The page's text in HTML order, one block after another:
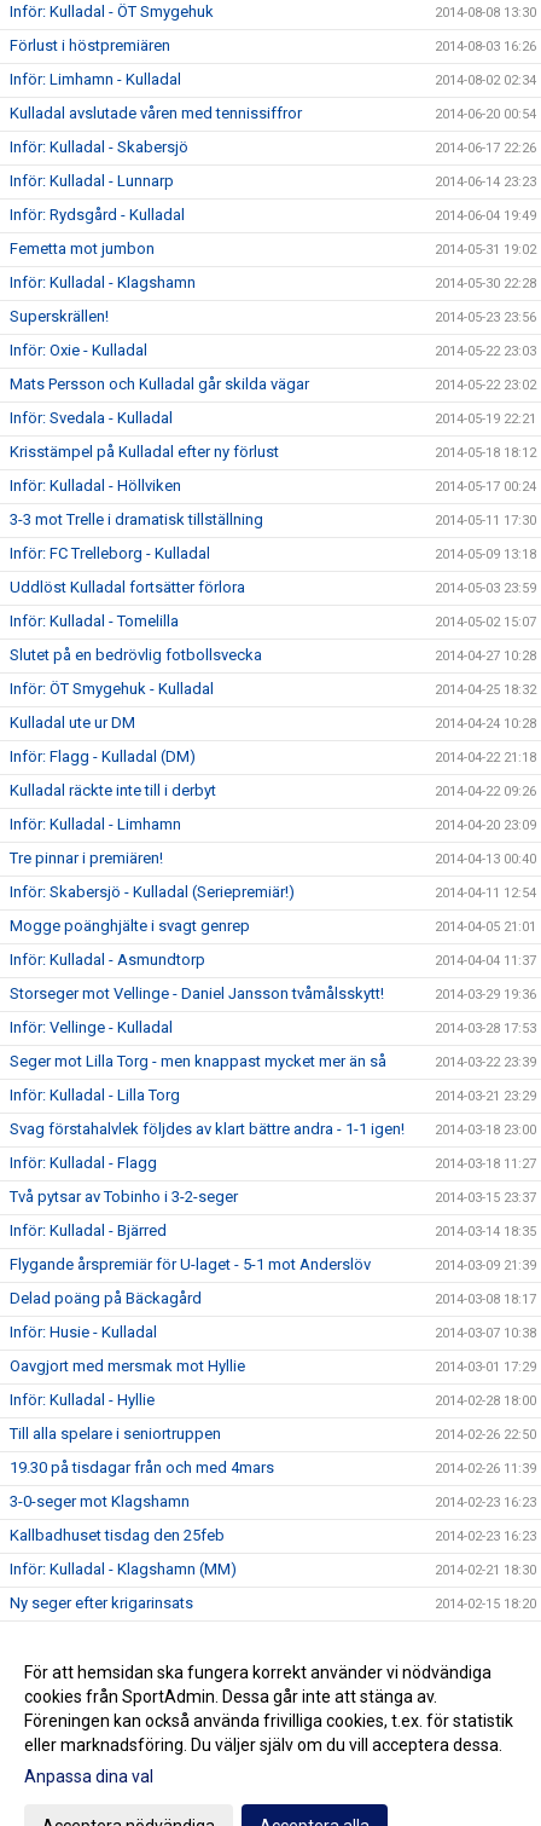
Inför: Kulladal - ÖT Smygehuk 2014-08-08 13:30
Förlust i höstpremiären 2014-08-03 16:26
Inför: Limhamn - Kulladal 2014-08-02 02:34
Kulladal avslutade våren med tennissiffror 2014-06-20 00:54
Inför: Kulladal - Skabersjö 2014-06-17 22:26
Inför: Kulladal - Lunnarp 2014-06-14 23:23
Inför: Rydsgård - Kulladal 2014-06-04 19:49
Femetta mot jumbon 2014-05-31 19:02
Inför: Kulladal - Klagshamn 2014-05-30 22:28
Superskrällen! 2014-05-23 23:56
Inför: Oxie - Kulladal 2014-05-22 23:03
Mats Persson och Kulladal går skilda vägar 2014-05-22 23:02
Inför: Svedala - Kulladal 2014-05-19 22:21
Krisstämpel på Kulladal efter ny förlust 2014-05-18 18:12
Inför: Kulladal - Höllviken 2014-05-17 00:24
3-3 mot Trelle i dramatisk tillställning 2014-05-11 17:30
Inför: FC Trelleborg - Kulladal 2014-05-09 13:18
Uddlöst Kulladal fortsätter förlora 2014-05-03 23:59
Inför: Kulladal - Tomelilla 2014-05-02 15:07
Slutet på en bedrövlig fotbollsvecka 2014-04-27 10:28
Inför: ÖT Smygehuk - Kulladal 2014-04-25 18:32
Kulladal ute ur DM 2014-04-24 10:28
Inför: Flagg - Kulladal (DM) 2014-04-22 21:18
Kulladal räckte inte till i derbyt 2014-04-22 09:26
Inför: Kulladal - Limhamn 2014-04-20 23:09
Tre pinnar i premiären! 2014-04-13 00:40
Inför: Skabersjö - Kulladal (Seriepremiär!) 2014-04-11 12:54
Mogge poänghjälte i svagt genrep 2014-04-05 21:01
Inför: Kulladal - Asmundtorp 2014-04-04 11:37
Storseger mot Vellinge - Daniel Jansson tvåmålsskytt! 2014-03-29 19:36
Inför: Vellinge - Kulladal 2014-03-28 17:53
Seger mot Lilla Torg - men knappast mycket mer än så 2014-03-22 23:39
Inför: Kulladal - Lilla Torg 2014-03-21 23:29
Svag förstahalvlek följdes av klart bättre andra - 1-1 igen! 2014-03-18 23:00
Inför: Kulladal - Flagg 2014-03-18 11:27
Två pytsar av Tobinho i 3-2-seger 2014-03-15 23:37
Inför: Kulladal - Bjärred 2014-03-14 18:35
Flygande årspremiär för U-laget - 5-1 mot Anderslöv 2014-03-09 21:39
Delad poäng på Bäckagård 2014-03-08 18:17
Inför: Husie - Kulladal 2014-03-07 10:38
Oavgjort med mersmak mot Hyllie 2014-03-01 17:29
Inför: Kulladal - Hyllie 2014-02-28 18:00
Till alla spelare i seniortruppen 2014-02-26 22:50
19.30 på tisdagar från och med 4mars 2014-02-26 11:39
3-0-seger mot Klagshamn 2014-02-23 16:23
Kallbadhuset tisdag den 25feb 2014-02-23 16:23
Inför: Kulladal - Klagshamn (MM) 2014-02-21 18:30
Ny seger efter krigarinsats 2014-02-15 18:20
Seger i Oxie - Hoppet om MM-avancemang lever 2014-02-08 00:04
Välkommen till vår nya Hemsida 2014-02-03 12:59
Gå till Webbversion
För att hemsidan ska fungera korrekt använder vi nödvändiga
cookies från SportAdmin. Dessa går inte att stänga av.
Föreningen kan också använda frivilliga cookies, t.ex. för statistik
eller marknadsföring. Du väljer själv om du vill acceptera dessa.
Anpassa dina val